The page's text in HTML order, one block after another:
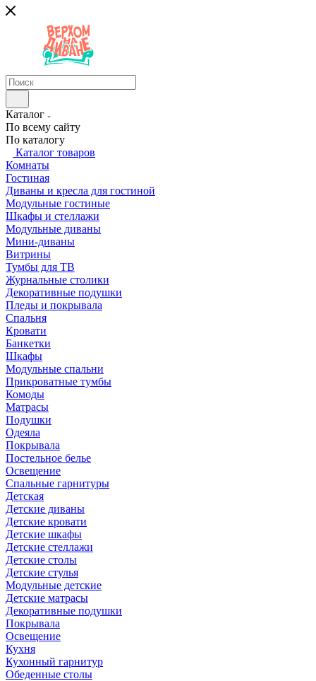
Каталог
По всему сайту
По каталогу
Каталог товаров
Комнаты
Гостиная
Диваны и кресла для гостиной
Модульные гостиные
Шкафы и стеллажи
Модульные диваны
Мини-диваны
Витрины
Тумбы для ТВ
Журнальные столики
Декоративные подушки
Пледы и покрывала
Спальня
Кровати
Банкетки
Шкафы
Модульные спальни
Прикроватные тумбы
Комоды
Матрасы
Подушки
Одеяла
Покрывала
Постельное белье
Освещение
Спальные гарнитуры
Детская
Детские диваны
Детские кровати
Детские шкафы
Детские стеллажи
Детские столы
Детские стулья
Модульные детские
Детские матрасы
Декоративные подушки
Покрывала
Освещение
Кухня
Кухонный гарнитур
Обеденные столы